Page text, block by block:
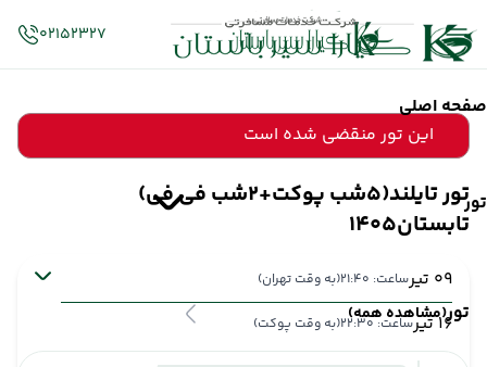
صفحه اصلی
تور
تور(مشاهده همه)
02152327
این تور منقضی شده است
تور تایلند(5شب پوکت+2شب فی فی)
تابستان1405
09 تیر ساعت: 21:40 (به وقت تهران)
16 تیر ساعت: 22:30 (به وقت پوکت)